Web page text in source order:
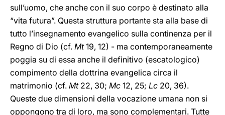
sull’uomo, che anche con il suo corpo è destinato alla
“vita futura”. Questa struttura portante sta alla base di
tutto l’insegnamento evangelico sulla continenza per il
Regno di Dio (cf. Mt19, 12) - ma contemporaneamente
poggia su di essa anche il definitivo (escatologico)
compimento della dottrina evangelica circa il
matrimonio (cf. Mt22, 30; Mc 12, 25; Lc 20, 36).
Queste due dimensioni della vocazione umana non si
oppongono tra di loro, ma sono complementari. Tutte